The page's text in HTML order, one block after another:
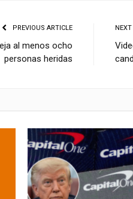
PREVIOUS ARTICLE
al menos ocho
personas heridas